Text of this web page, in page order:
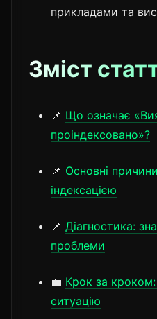
прикладами та
Зміст
📌 Що означає
проіндексовано»?
📌 Основні
індексацією
📌 Діагностика:
проблеми
💼 Крок за
ситуацію